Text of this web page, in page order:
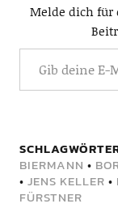
Melde dich für
BIERMANN •
• JENS KELLER •
FÜRSTNER